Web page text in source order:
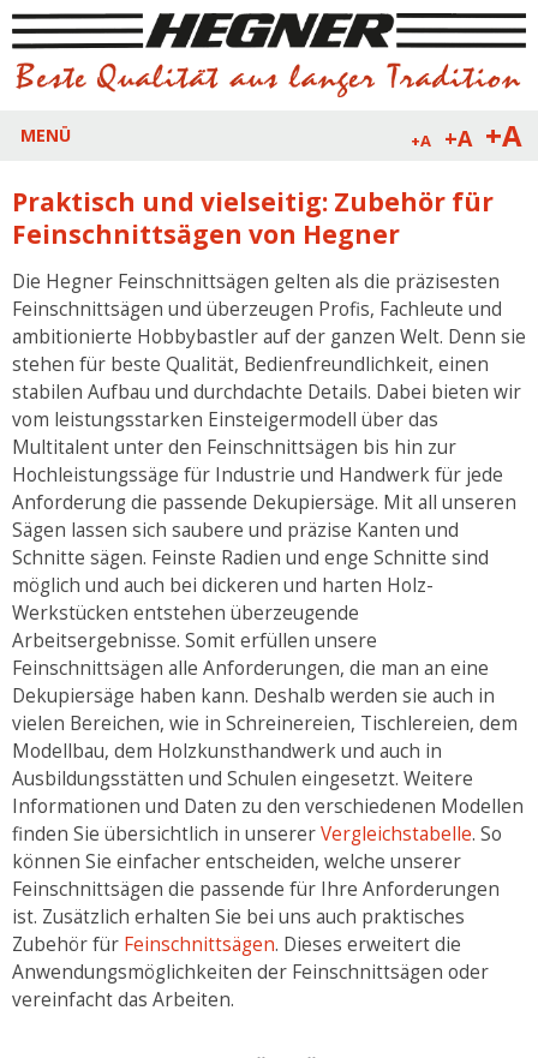
+A +A +A
MENÜ
Praktisch und vielseitig: Zubehör für
Feinschnittsägen von Hegner
Die Hegner Feinschnittsägen gelten als die präzisesten
Feinschnittsägen und überzeugen Profis, Fachleute und
ambitionierte Hobbybastler auf der ganzen Welt. Denn sie
stehen für beste Qualität, Bedienfreundlichkeit, einen
stabilen Aufbau und durchdachte Details. Dabei bieten wir
vom leistungsstarken Einsteigermodell über das
Multitalent unter den Feinschnittsägen bis hin zur
Hochleistungssäge für Industrie und Handwerk für jede
Anforderung die passende Dekupiersäge. Mit all unseren
Sägen lassen sich saubere und präzise Kanten und
Schnitte sägen. Feinste Radien und enge Schnitte sind
möglich und auch bei dickeren und harten Holz-
Werkstücken entstehen überzeugende
Arbeitsergebnisse. Somit erfüllen unsere
Feinschnittsägen alle Anforderungen, die man an eine
Dekupiersäge haben kann. Deshalb werden sie auch in
vielen Bereichen, wie in Schreinereien, Tischlereien, dem
Modellbau, dem Holzkunsthandwerk und auch in
Ausbildungsstätten und Schulen eingesetzt. Weitere
Informationen und Daten zu den verschiedenen Modellen
finden Sie übersichtlich in unsererVergleichstabelle. So
können Sie einfacher entscheiden, welche unserer
Feinschnittsägen die passende für Ihre Anforderungen
ist. Zusätzlich erhalten Sie bei uns auch praktisches
Zubehör für Feinschnittsägen. Dieses erweitert die
Anwendungsmöglichkeiten der Feinschnittsägen oder
vereinfacht das Arbeiten.